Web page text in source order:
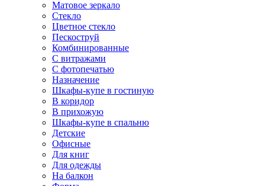
Матовое зеркало
Стекло
Цветное стекло
Пескоструй
Комбинированные
С витражами
С фотопечатью
Назначение
Шкафы-купе в гостиную
В коридор
В прихожую
Шкафы-купе в спальню
Детские
Офисные
Для книг
Для одежды
На балкон